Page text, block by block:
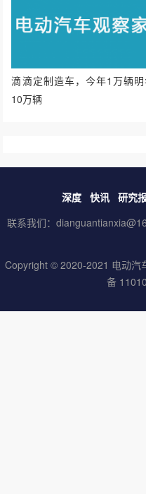
滴滴定制造车，今年1万辆
10万辆
深度 快讯 研究
联系我们：
Copyright © 2020-2021 电动汽
备